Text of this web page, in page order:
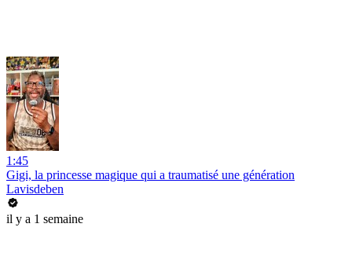
1:45
Gigi, la princesse magique qui a traumatisé une génération
Lavisdeben
il y a 1 semaine